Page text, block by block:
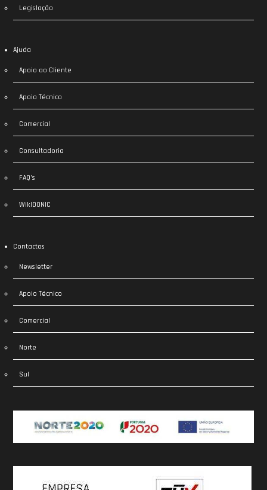
Legislação
Ajuda
Apoio ao Cliente
Apoio Técnico
Comercial
Consultadoria
FAQ’s
WikIDONIC
Contactos
Newsletter
Apoio Técnico
Comercial
Norte
Sul